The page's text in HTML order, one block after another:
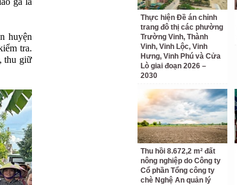
huyện
tra.
thu giữ
Thực hiện Đề án chỉnh
trang đô thị các phường
Trường Vinh, Thành
Vinh, Vinh Lộc, Vinh
Hưng, Vinh Phú và Cửa
Lò giai đoạn 2026 –
2030
Thu hồi 8.672,2 m² đất
nông nghiệp do Công ty
Cổ phần Tổng công ty
chè Nghệ An quản lý